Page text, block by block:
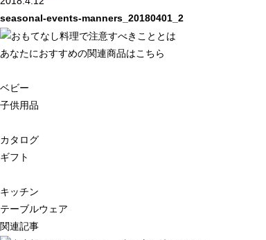
seasonal-events-manners_20180401_2
あなたにおすすめの関連商品はこちら
ベビー
子供用品
カタログ
ギフト
キッチン
テーブルウェア
関連記事